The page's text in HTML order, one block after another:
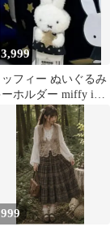
3,999
ッフィー ぬいぐるみ
ーホルダー miffy in
MIIA
999